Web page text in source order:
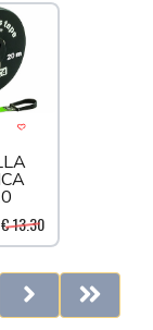
al carrello
Acquista più
€ 13.30
NextLast